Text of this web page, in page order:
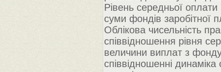
Рівень середньої
суми фондів заробітної
Облікова чисельність
співвідношення рівня
величини виплат з
співвідношенні